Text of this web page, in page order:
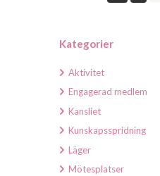
Kategorier
Aktivitet
Engagerad medlem
Kansliet
Kunskapsspridning
Läger
Mötesplatser